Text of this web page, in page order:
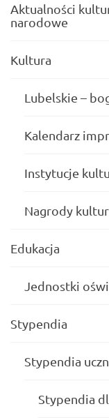
Aktualności
narodowe
Kultura
Lubelskie –
Kalendarz
Instytucje
Nagrody
Edukacja
Jednostki
Stypendia
Stypendia
Stypendia